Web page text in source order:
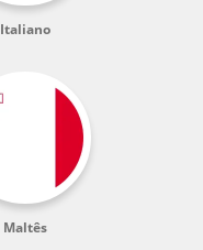
Italiano
Maltês